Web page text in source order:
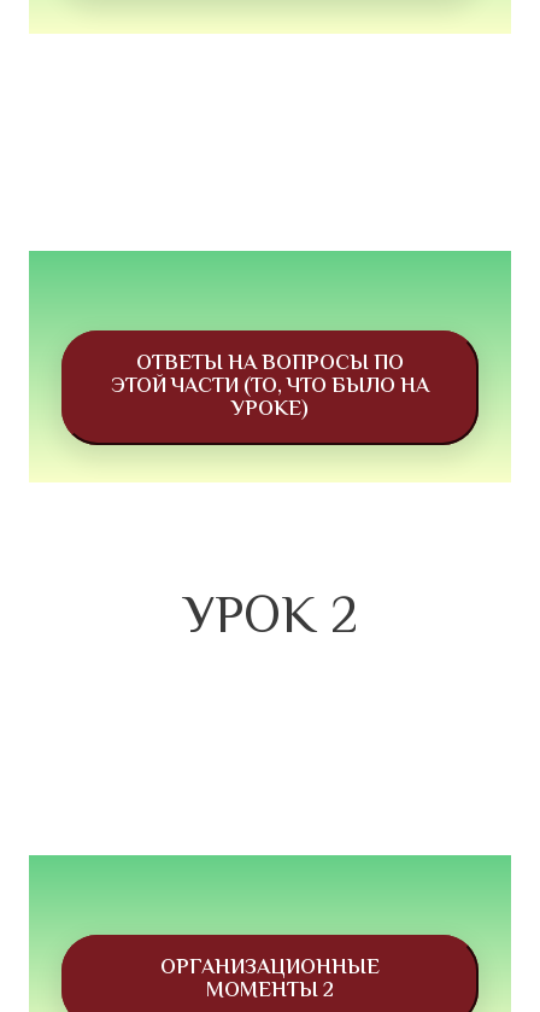
ОТВЕТЫ НА ВОПРОСЫ ПО
ЭТОЙ ЧАСТИ (ТО, ЧТО БЫЛО НА
УРОКЕ)
УРОК 2
ОРГАНИЗАЦИОННЫЕ
МОМЕНТЫ 2